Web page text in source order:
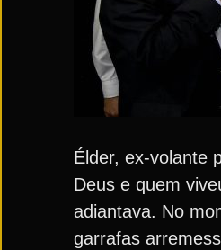
Élder, ex-volante
Deus e quem
adiantava. No
garrafas